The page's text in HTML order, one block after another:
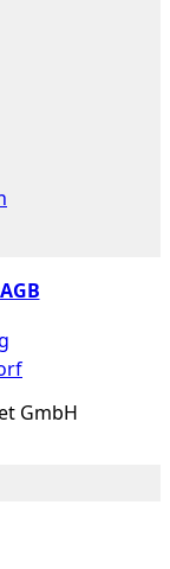
AGB
GmbH